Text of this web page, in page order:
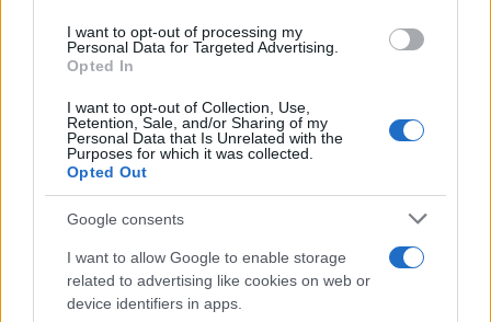
I want to opt-out of processing my
Personal Data for Targeted Advertising.
Opted In
I want to opt-out of Collection, Use,
Retention, Sale, and/or Sharing of my
Personal Data that Is Unrelated with the
Purposes for which it was collected.
Opted Out
Google consents
I want to allow Google to enable storage
related to advertising like cookies on web or
device identifiers in apps.